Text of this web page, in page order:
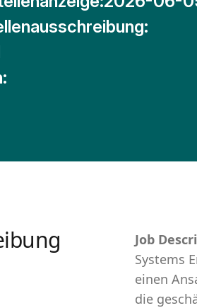
Job
Systems
einen
die